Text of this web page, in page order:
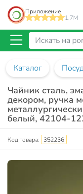
Приложение
1.7M
Каталог
Чайник сталь,
декором, ручка
белый, 42104-
Код товара: 352236